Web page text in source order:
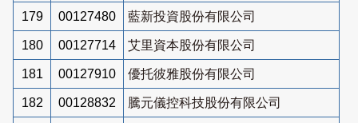
179 00127480 藍新投資股份有限公司
180 00127714 艾里資本股份有限公司
181 00127910 優托彼雅股份有限公司
182 00128832 騰元儀控科技股份有限公司